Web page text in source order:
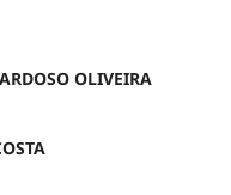
OLIVEIRA